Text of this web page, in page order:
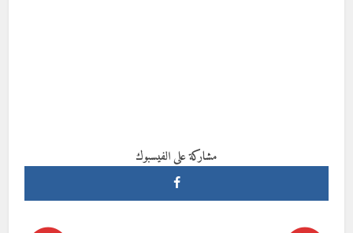
مشاركة على الفيسبوك